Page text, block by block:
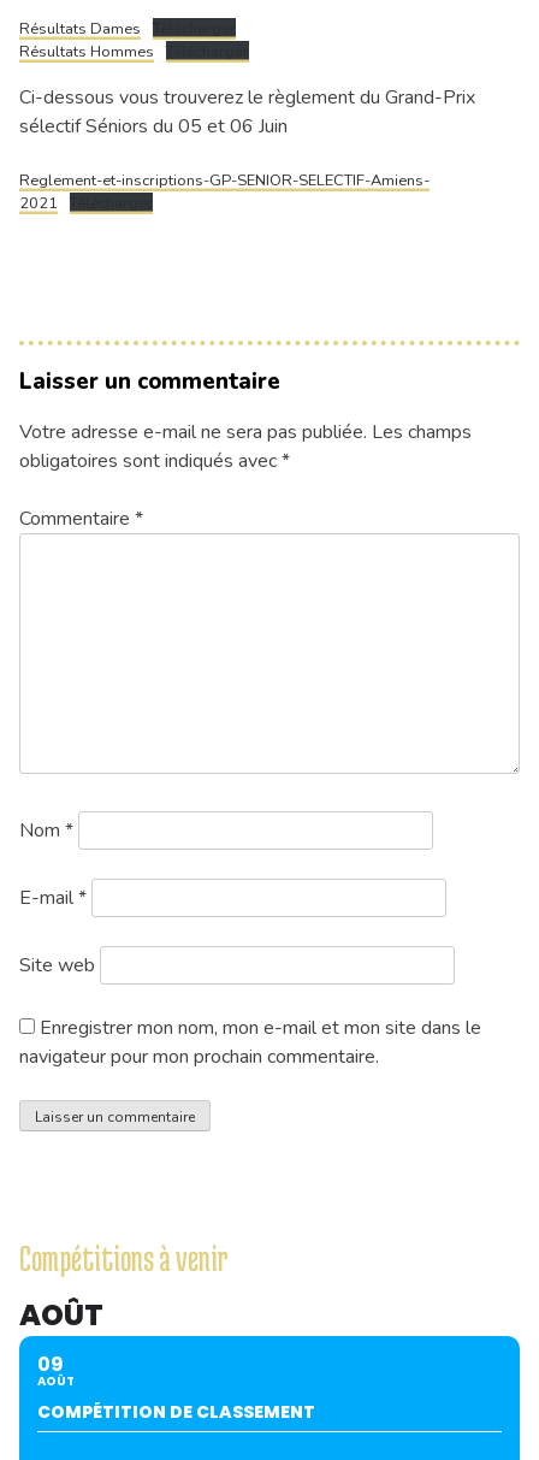
Résultats Dames Télécharger
Résultats Hommes Télécharger
Ci-dessous vous trouverez le règlement du Grand-Prix
sélectif Séniors du 05 et 06 Juin
Reglement-et-inscriptions-GP-SENIOR-SELECTIF-Amiens-
2021 Télécharger
Laisser un commentaire
Votre adresse e-mail ne sera pas publiée. Les champs
obligatoires sont indiqués avec*
Commentaire *
Nom *
E-mail*
Site web
Enregistrer mon nom, mon e-mail et mon site dans le
navigateur pour mon prochain commentaire.
Compétitions à venir
AOÛT
09
AOÛT
COMPÉTITION DE CLASSEMENT